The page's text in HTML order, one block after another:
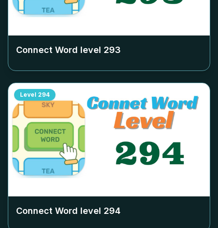
Connect Word level 293
Level 294
Connect Word level 294